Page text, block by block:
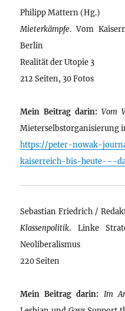
Philipp Mattern (Hg.)
Mieterkämpfe. Vom
Berlin
Realität der Utopie 3
212 Seiten, 30 Fotos
Mein Beitrag darin: Vom
Mieterselbstorganisierung
https://peter-nowak-
kaiserreich-bis-heute-–-
Sebastian Friedrich /
Klassenpolitik. Linke
Neoliberalismus
220 Seiten
Mein Beitrag darin: Im